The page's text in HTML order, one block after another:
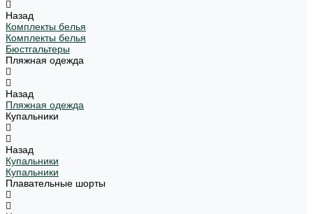
Назад
Комплекты белья
Комплекты белья
Бюстгальтеры
Пляжная одежда
Назад
Пляжная одежда
Купальники
Назад
Купальники
Купальники
Плавательные шорты